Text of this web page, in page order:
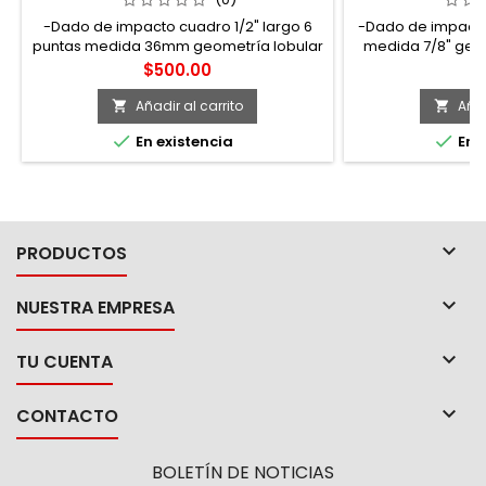
-Dado de impacto cuadro 1/2" largo 6
puntas medida 36mm geometría lobular
super-drive, acabado fosfatado
Precio
$500.00
 Añadir al carrito
 En existencia
-Dado de
medida 7/8"
-SAE. -Tipo

 En
PRODUCTOS 
NUESTRA EMPRESA 
TU CUENTA 
CONTACTO 
BOLETÍN DE NOTICIAS